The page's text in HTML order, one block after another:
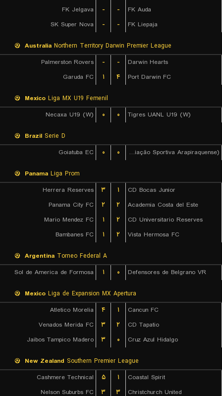
FK Jelgava
- -
FK Auda
SK Super Nova
- - FK Liepaja
Australia Northern Territory Darwin Premier League
Palmerston Rovers
- -
Darwin Hearts
Garuda FC
۱ ۴ Port Darwin FC
Mexico Liga MX U19 Femenil
Necaxa U19 (W)
۰ ۰ Tigres UANL U19 (W)
Brazil Serie D
Goiatuba EC
۰ ۰ ASA (Agremiação Sportiva Arapiraquense)
Panama Liga Prom
Herrera Reserves
۳ ۱
CD Bocas Junior
Panama City FC
۲ ۲
Academia Costa del Este
Mario Mendez FC
۱ ۲
CD Universitario Reserves
Bambanes FC
۱ ۲ Vista Hermosa FC
Argentina Torneo Federal A
Sol de America de Formosa
۱ ۰ Defensores de Belgrano VR
Mexico Liga de Expansion MX Apertura
Atletico Morelia
۴ ۱
Cancun FC
Venados Merida FC
۳ ۲
CD Tapatio
Jaibos Tampico Madero
۳ ۰ Cruz Azul Hidalgo
New Zealand Southern Premier League
Cashmere Technical
۵ ۱
Coastal Spirit
Nelson Suburbs FC
۳ ۳ Christchurch United